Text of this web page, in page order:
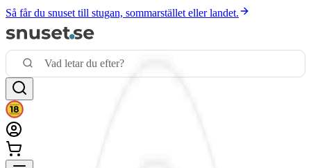
Så får du snuset till stugan, sommarstället eller landet.